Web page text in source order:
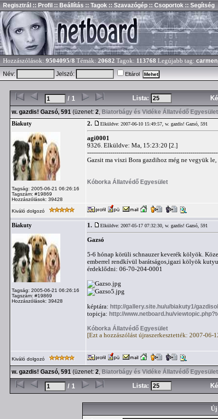
Regisztrál :: Profil :: Beállítás :: Tagok :: Szavazógép :: Csoportok :: Segítség
Hozzászólások: 9504095/8 Témák: 20682 Tagok: 113768 Legújabb tag:
Név:
Jelszó: Eltárol
/ 1 Lista:
w. gazdis! Gazsó, 591 (üzenet: 2, Biatorbágy és Vidéke Állatvédő Egyesület
Biakuty
Tagság: 2005-06-21 06:26:16
Tagszám: #19869
Hozzászólások: 39428
2. Elküldve: 2007-06-10 15:49:57, w. gazdis! Gazsó, 591
agi0001
9326. Elküldve: Ma, 15:23:20 [2.]
Gazsit ma viszi Bora gazdihoz még ne vegyük
Kóborka Állatvédő Egyesület
Kiváló dolgozó
Biakuty
Tagság: 2005-06-21 06:26:16
Tagszám: #19869
Hozzászólások: 39428
1. Elküldve: 2007-05-17 07:32:30, w. gazdis! Gazsó, 591
Gazsó
5-6 hónap körüli schnauzer keverék kölyök.
emberrel rendkívül barátságos,igazi kölyök
érdeklődni: 06-70-204-0001
képtára: http://gallery.site.hu/u/biakuty1/
topicja: http://www.netboard.hu/
Kóborka Állatvédő Egyesület
[Ezt a hozzászólást újraszerkesztették: 2007-06-
Kiváló dolgozó
w. gazdis! Gazsó, 591 (üzenet: 2, Biatorbágy és Vidéke Állatvédő Egyesület
/ 1 Lista:
Új